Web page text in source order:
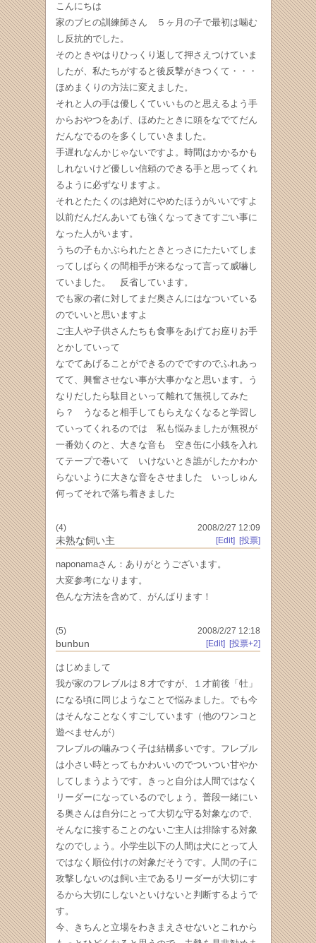
こんにちは
家のブヒの訓練師さん ５ヶ月の子で最初は噛む
し反抗的でした。
そのときやはりひっくり返して押さえつけていま
したが、私たちがすると後反撃がきつくて・・・
ほめまくりの方法に変えました。
それと人の手は優しくていいものと思えるよう手
からおやつをあげ、ほめたときに頭をなでてだん
だんなでるのを多くしていきました。
手遅れなんかじゃないですよ。時間はかかるかも
しれないけど優しい信頼のできる手と思ってくれ
るように必ずなりますよ。
それとたたくのは絶対にやめたほうがいいですよ
以前だんだんあいても強くなってきてすごい事に
なった人がいます。
うちの子もかぶられたときとっさにたたいてしま
ってしばらくの間相手が来るなって言って威嚇し
ていました。 反省しています。
でも家の者に対してまだ奥さんにはなついている
のでいいと思いますよ
ご主人や子供さんたちも食事をあげてお座りお手
とかしていって
なでてあげることができるのでですのでふれあっ
てて、興奮させない事が大事かなと思います。う
なりだしたら駄目といって離れて無視してみた
ら？ うなると相手してもらえなくなると学習し
ていってくれるのでは 私も悩みましたが無視が
一番効くのと、大きな音も 空き缶に小銭を入れ
てテープで巻いて いけないとき誰がしたかわか
らないように大きな音をさせました いっしゅん
何ってそれで落ち着きました
(4)
未熟な飼い主
2008/2/27 12:09
[Edit]
[投票]
naponamaさん：ありがとうございます。
大変参考になります。
色んな方法を含めて、がんばります！
(5)
bunbun
2008/2/27 12:18
[Edit]
[投票+2]
はじめまして
我が家のフレブルは８才ですが、１才前後「牡」
になる頃に同じようなことで悩みました。でも今
はそんなことなくすごしています（他のワンコと
遊べませんが）
フレブルの噛みつく子は結構多いです。フレブル
は小さい時とってもかわいいのでついつい甘やか
してしまうようです。きっと自分は人間ではなく
リーダーになっているのでしょう。普段一緒にい
る奥さんは自分にとって大切な守る対象なので、
そんなに接することのないご主人は排除する対象
なのでしょう。小学生以下の人間は犬にとって人
ではなく順位付けの対象だそうです。人間の子に
攻撃しないのは飼い主であるリーダーが大切にす
るから大切にしないといけないと判断するようで
す。
今、きちんと立場をわきまえさせないとこれから